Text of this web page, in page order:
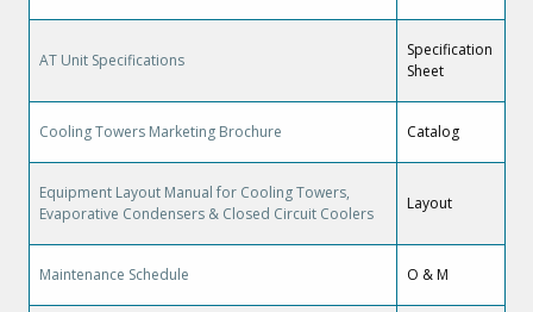
AT Unit Specifications
Specification
Sheet
Cooling Towers Marketing Brochure Catalog
Equipment Layout Manual for Cooling Towers,
Evaporative Condensers & Closed Circuit Coolers
Layout
Maintenance Schedule O & M